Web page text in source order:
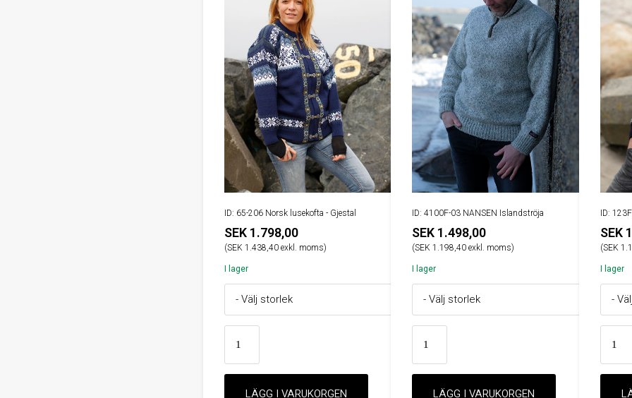
ID: 65-206 Norsk lusekofta - Gjestal
SEK 1.798,00
(SEK 1.438,40 exkl. moms)
I lager
ID: 4100F-03 NANSEN Islandströja
SEK 1.498,00
(SEK 1.198,40 exkl. moms)
I lager
ID:
SEK
(SEK
I lager